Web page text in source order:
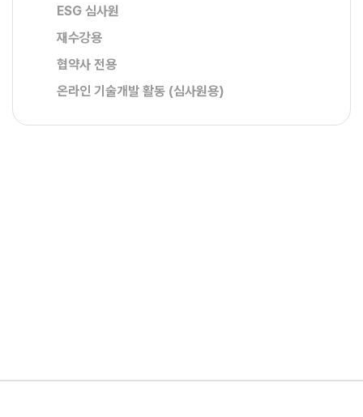
ESG 심사원
재수강용
협약사 전용
온라인 기술개발 활동 (심사원용)